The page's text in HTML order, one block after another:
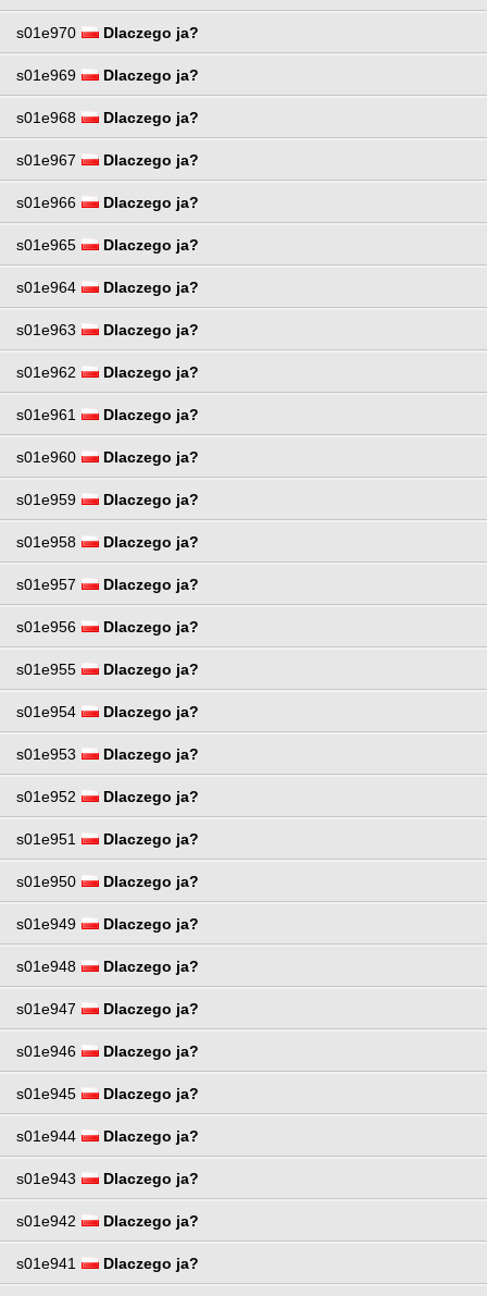
s01e970 Dlaczego ja?
s01e969 Dlaczego ja?
s01e968 Dlaczego ja?
s01e967 Dlaczego ja?
s01e966 Dlaczego ja?
s01e965 Dlaczego ja?
s01e964 Dlaczego ja?
s01e963 Dlaczego ja?
s01e962 Dlaczego ja?
s01e961 Dlaczego ja?
s01e960 Dlaczego ja?
s01e959 Dlaczego ja?
s01e958 Dlaczego ja?
s01e957 Dlaczego ja?
s01e956 Dlaczego ja?
s01e955 Dlaczego ja?
s01e954 Dlaczego ja?
s01e953 Dlaczego ja?
s01e952 Dlaczego ja?
s01e951 Dlaczego ja?
s01e950 Dlaczego ja?
s01e949 Dlaczego ja?
s01e948 Dlaczego ja?
s01e947 Dlaczego ja?
s01e946 Dlaczego ja?
s01e945 Dlaczego ja?
s01e944 Dlaczego ja?
s01e943 Dlaczego ja?
s01e942 Dlaczego ja?
s01e941 Dlaczego ja?